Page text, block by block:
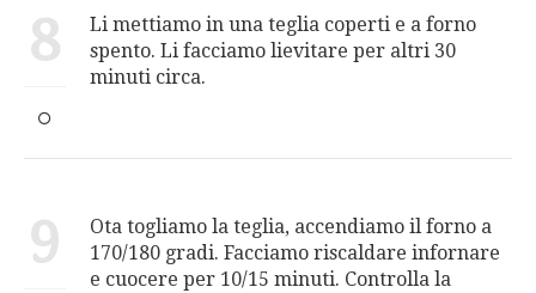
8
Li mettiamo in una teglia coperti e a forno
spento. Li facciamo lievitare per altri 30
minuti circa.
9
Ota togliamo la teglia, accendiamo il forno a
170/180 gradi. Facciamo riscaldare infornare
e cuocere per 10/15 minuti. Controlla la